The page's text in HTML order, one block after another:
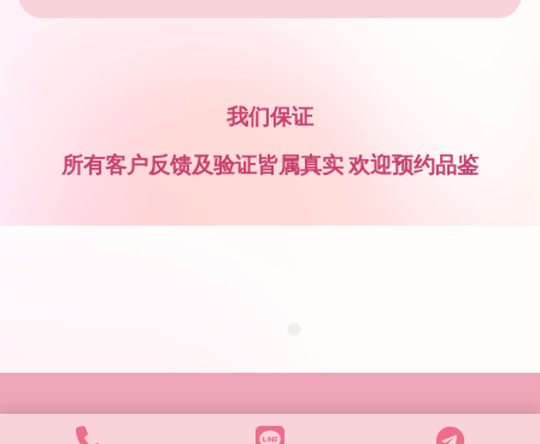
我们保证
所有客户反馈及验证皆属真实 欢迎预约品鉴